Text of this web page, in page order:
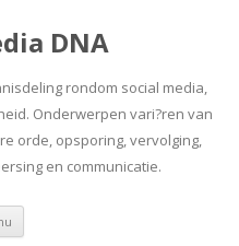
DNA
rondom social media,
Onderwerpen vari?ren van
orde, opsporing, vervolging,
en communicatie.
Spring